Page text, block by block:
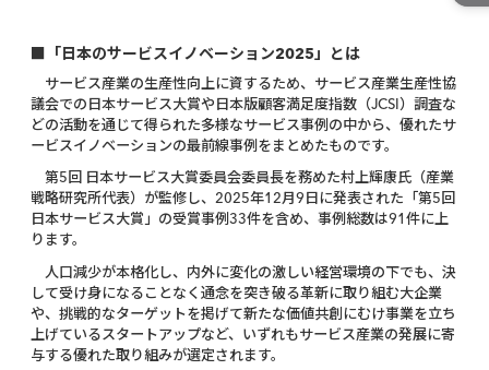
■「日本のサービスイノベーション2025」とは
サービス産業の生産性向上に資するため、サービス産業生産性協
議会での日本サービス大賞や日本版顧客満足度指数（JCSI）調査な
どの活動を通じて得られた多様なサービス事例の中から、優れたサ
ービスイノベーションの最前線事例をまとめたものです。
第5回 日本サービス大賞委員会委員長を務めた村上輝康氏（産業
戦略研究所代表）が監修し、2025年12月9日に発表された「第5回
日本サービス大賞」の受賞事例33件を含め、事例総数は91件に上
ります。
人口減少が本格化し、内外に変化の激しい経営環境の下でも、決
して受け身になることなく通念を突き破る革新に取り組む大企業
や、挑戦的なターゲットを掲げて新たな価値共創にむけ事業を立ち
上げているスタートアップなど、いずれもサービス産業の発展に寄
与する優れた取り組みが選定されます。